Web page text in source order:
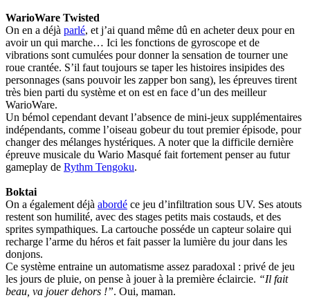
WarioWare Twisted
On en a déjà parlé, et j’ai quand même dû en acheter deux pour en
avoir un qui marche… Ici les fonctions de gyroscope et de
vibrations sont cumulées pour donner la sensation de tourner une
roue crantée. S’il faut toujours se taper les histoires insipides des
personnages (sans pouvoir les zapper bon sang), les épreuves tirent
très bien parti du système et on est en face d’un des meilleur
WarioWare.
Un bémol cependant devant l’absence de mini-jeux supplémentaires
indépendants, comme l’oiseau gobeur du tout premier épisode, pour
changer des mélanges hystériques. A noter que la difficile dernière
épreuve musicale du Wario Masqué fait fortement penser au futur
gameplay de Rythm Tengoku.
Boktai
On a également déjà abordé ce jeu d’infiltration sous UV. Ses atouts
restent son humilité, avec des stages petits mais costauds, et des
sprites sympathiques. La cartouche posséde un capteur solaire qui
recharge l’arme du héros et fait passer la lumière du jour dans les
donjons.
Ce système entraine un automatisme assez paradoxal : privé de jeu
les jours de pluie, on pense à jouer à la première éclaircie. “Il fait
beau, va jouer dehors !”. Oui, maman.